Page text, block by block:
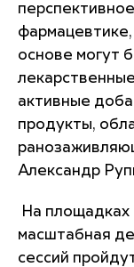
основе могут
активные
продукты,
Александр
На площадках
масштабная
сессий